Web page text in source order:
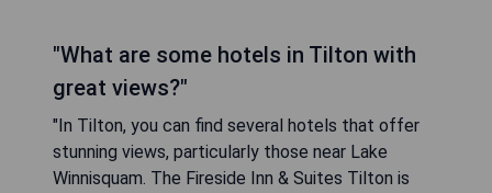
"What are some hotels in Tilton with
great views?"
"In Tilton, you can find several hotels that offer
stunning views, particularly those near Lake
Winnisquam. The Fireside Inn & Suites Tilton is